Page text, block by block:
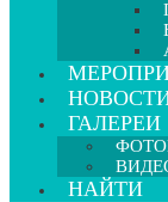
ГАЛЕРЕИ
НАЙТИ